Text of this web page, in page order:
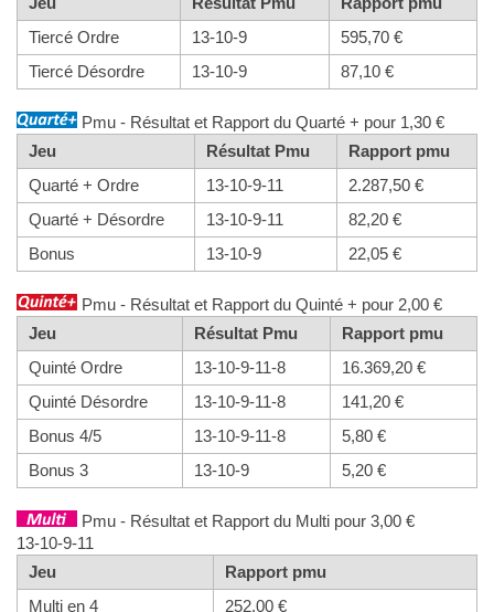
Tiercé Ordre
13-10-9
595,70 €
Tiercé Désordre
13-10-9 87,10 €
Pmu - Résultat et Rapport du Quarté + pour 1,30 €
Jeu
Résultat Pmu
Rapport pmu
Quarté + Ordre
13-10-9-11
2.287,50 €
Quarté + Désordre
13-10-9-11
82,20 €
Bonus
13-10-9 22,05 €
Pmu - Résultat et Rapport du Quinté + pour 2,00 €
Jeu
Résultat Pmu
Rapport pmu
Quinté Ordre
13-10-9-11-8
16.369,20 €
Quinté Désordre
13-10-9-11-8
141,20 €
Bonus 4/5
13-10-9-11-8
5,80 €
Bonus 3
13-10-9 5,20 €
Pmu - Résultat et Rapport du Multi pour 3,00 €
13-10-9-11
Jeu
Rapport pmu
Multi en 4
252,00 €